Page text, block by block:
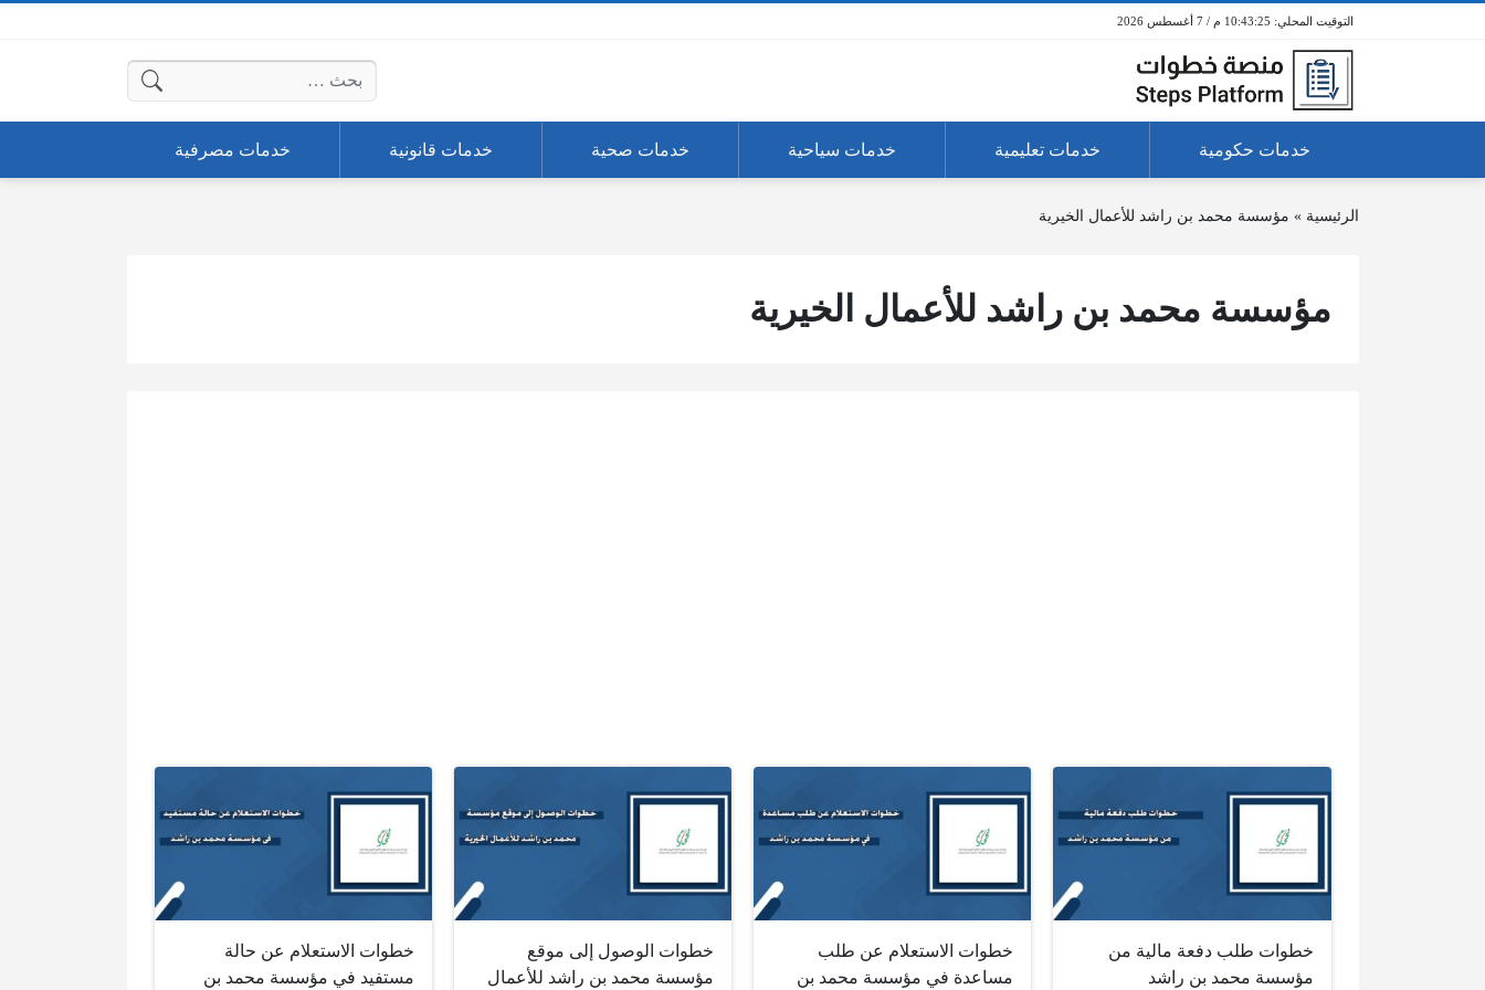
10:43:25 م / 7 أغسطس 2026
البحث عن:
خدمات حكومية خدمات تعليمية خدمات سياحية خدمات صحية خدمات قانونية خدمات مصرفية
الرئيسية » مؤسسة محمد بن راشد للأعمال الخيرية
مؤسسة محمد بن راشد للأعمال الخيرية
خطوات طلب دفعة مالية من
مؤسسة محمد بن راشد
خطوات الاستعلام عن طلب
مساعدة في مؤسسة محمد بن
خطوات الوصول إلى موقع
مؤسسة محمد بن راشد للأعمال
خطوات الاستعلام عن حالة
مستفيد في مؤسسة محمد بن